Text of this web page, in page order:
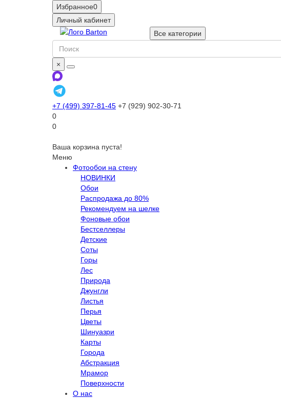
Избранное0
Личный кабинет
Все категории
×
+7 (499) 397-81-45 +7 (929) 902-30-71
0
0
Ваша корзина пуста!
Меню
Фотообои на стену
НОВИНКИ
Обои
Распродажа до 80%
Рекомендуем на шелке
Фоновые обои
Бестселлеры
Детские
Соты
Горы
Лес
Природа
Джунгли
Листья
Перья
Цветы
Шинуазри
Карты
Города
Абстракция
Мрамор
Поверхности
О нас